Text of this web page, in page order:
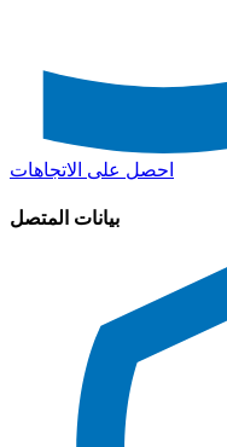
احصل على الاتجاهات
بيانات المتصل